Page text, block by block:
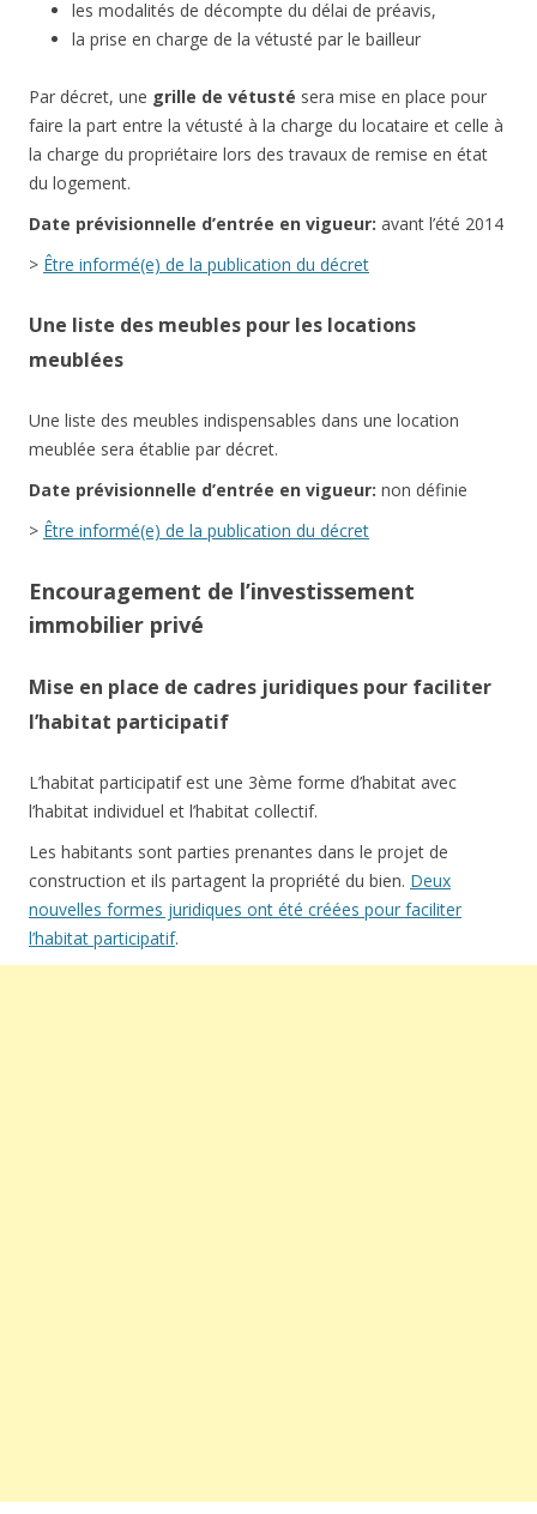
les modalités de décompte du délai de préavis,
la prise en charge de la vétusté par le bailleur
Par décret, une grille de vétusté sera mise en place pour
faire la part entre la vétusté à la charge du locataire et celle à
la charge du propriétaire lors des travaux de remise en état
du logement.
Date prévisionnelle d’entrée en vigueur: avant l’été 2014
> Être informé(e) de la publication du décret
Une liste des meubles pour les locations
meublées
Une liste des meubles indispensables dans une location
meublée sera établie par décret.
Date prévisionnelle d’entrée en vigueur: non définie
> Être informé(e) de la publication du décret
Encouragement de l’investissement
immobilier privé
Mise en place de cadres juridiques pour faciliter
l’habitat participatif
L’habitat participatif est une 3ème forme d’habitat avec
l’habitat individuel et l’habitat collectif.
Les habitants sont parties prenantes dans le projet de
construction et ils partagent la propriété du bien. Deux
nouvelles formes juridiques ont été créées pour faciliter
l’habitat participatif.